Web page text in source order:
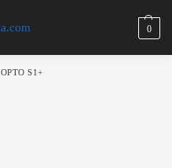
0
OPTO S1+